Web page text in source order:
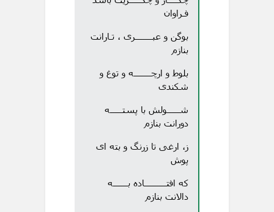
فـراوان
بوگن و عبـــــــری ، تـارانت
بنازم
بلوط و ارچـــــــه و توغ و
شکندی
شـــــولش با پستـــــه
دورانت بنازم
ز، ارغی تا زرنگ و بته ای
پوش
که افتـــــــــاده بــــــه
دالانت بنازم